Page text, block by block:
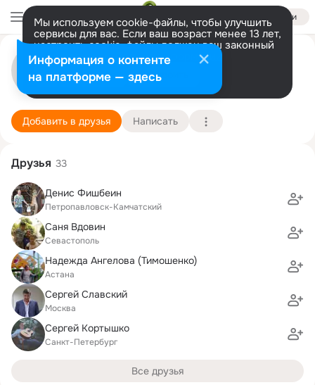
Войти
Мы используем cookie-файлы, чтобы улучшить
сервисы для вас. Если ваш возраст менее 13 лет,
настроить cookie-файлы должен ваш законный
представитель. Больше информации
Разрешить все Настроить
Дмитрий Куликов
г. Красногорск (Красногорский район)
46 лицей
Подробнее
Добавить в друзья Написать
Друзья 33
Денис Фишбеин
Петропавловск-Камчатский
Саня Вдовин
Севастополь
Надежда Ангелова (Тимошенко)
Астана
Сергей Славский
Москва
Сергей Кортышко
Санкт-Петербург
Все друзья
Информация о контенте
на платформе — здесь